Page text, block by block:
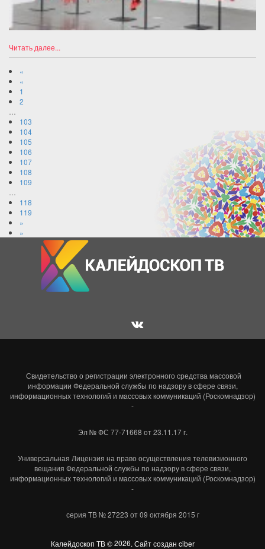
Читать далее...
«
«
1
2
…
103
104
105
106
107
108
109
…
118
119
»
»
Свидетельство о регистрации электронного средства массовой
информации Федеральной службы по надзору в сфере связи,
информационных технологий и массовых коммуникаций (Роскомнадзор)
-
Эл № ФС 77-71668 от 23.11.17 г.
Универсальная Лицензия на право осуществления телевизионного
вещания Федеральной службы по надзору в сфере связи,
информационных технологий и массовых коммуникаций (Роскомнадзор)
-
серия ТВ № 27223 от 09 октября 2015 г
Калейдоскоп ТВ ©2026 Сайт создан ciber